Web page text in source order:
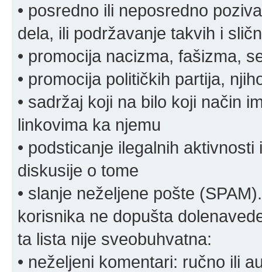
• posredno ili neposredno
dela, ili podržavanje takvih i
• promocija nacizma, fašizma,
• promocija političkih partija,
• sadržaj koji na bilo koji način
linkovima ka njemu
• podsticanje ilegalnih
diskusije o tome
• slanje neželjene pošte
korisnika ne dopušta
ta lista nije sveobuhvatna:
• neželjeni komentari: ručno ili